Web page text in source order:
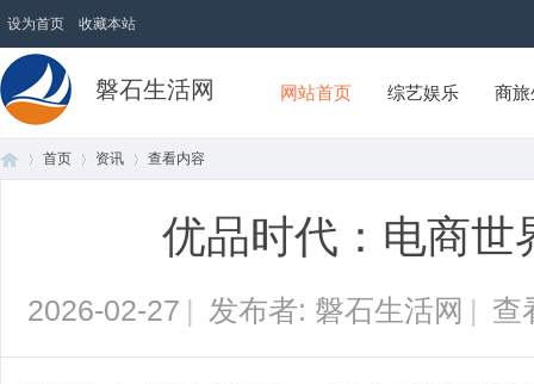
设为首页 收藏本站
磐石生活网 网站首页 综艺娱乐 商
首页 资讯 查看内容
优品时代：电商世
2026-02-27 | 发布者: 磐石生活网 | 查